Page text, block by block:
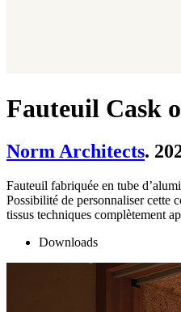
Fauteuil Cask
Norm Architects.
Fauteuil fabriquée en tube
Possibilité de personnaliser cette
tissus techniques complètement
Downloads